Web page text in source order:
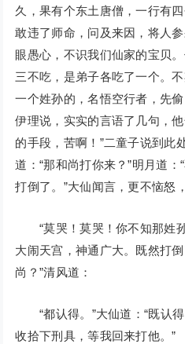
久，果有个东土唐僧，一行有
敢违了师命，问及来因，将人
眼愚心，不识我们仙家的宝贝
三不吃，是弟子各吃了一个。
一个姓孙的，名悟空行者，先
伊理说，实实的言语了几句，
的手段，苦啊！”二童子说到此
道：“那和尚打你来？”明月道
打倒了。”大仙闻言，更不恼怒
“莫哭！莫哭！你不知那姓
大闹天宫，神通广大。既然打
尚？”清风道：
“都认得。”大仙道：“既认
收拾下刑具，等我回来打他。”